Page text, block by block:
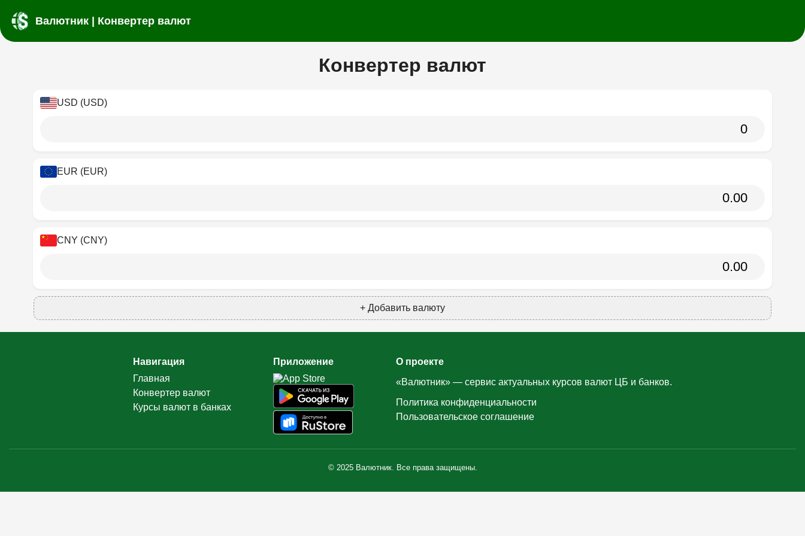
Валютник | Конвертер валют
Конвертер валют
USD (USD)
EUR (EUR)
CNY (CNY)
+ Добавить валюту
Навигация
Главная
Конвертер валют
Курсы валют в банках
Приложение
О проекте
«Валютник» — сервис актуальных курсов валют ЦБ и банков.
Политика конфиденциальности
Пользовательское соглашение
© 2025 Валютник. Все права защищены.